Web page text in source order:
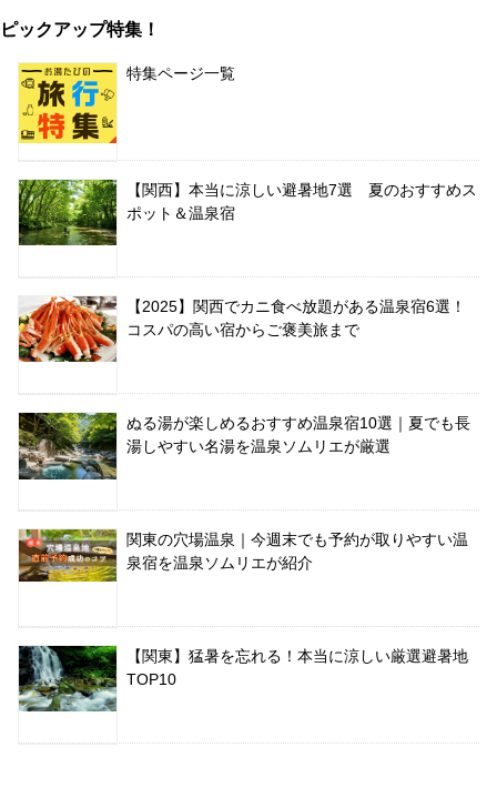
ピックアップ特集！
特集ページ一覧
【関西】本当に涼しい避暑地7選 夏のおすすめス
ポット＆温泉宿
【2025】関西でカニ食べ放題がある温泉宿6選！
コスパの高い宿からご褒美旅まで
ぬる湯が楽しめるおすすめ温泉宿10選｜夏でも長
湯しやすい名湯を温泉ソムリエが厳選
関東の穴場温泉｜今週末でも予約が取りやすい温
泉宿を温泉ソムリエが紹介
【関東】猛暑を忘れる！本当に涼しい厳選避暑地
TOP10